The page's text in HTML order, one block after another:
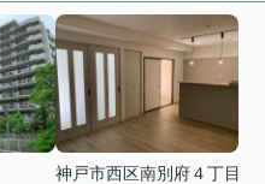
神戸市西区南別府４丁目